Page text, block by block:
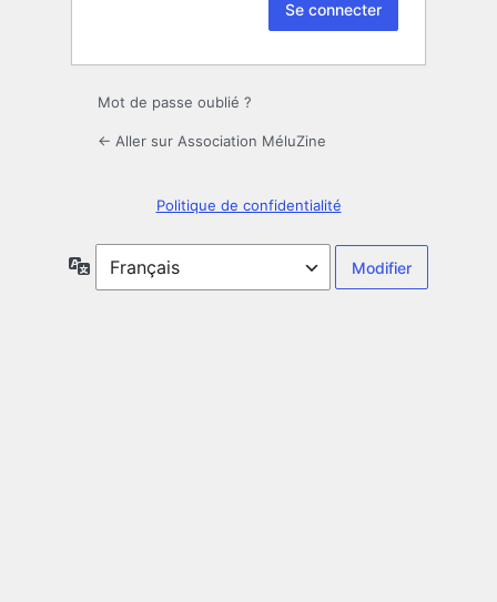
Mot de passe oublié ?
← Aller sur Association MéluZine
Politique de confidentialité
Langue